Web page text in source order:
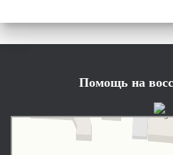
Помощь на
Сарапул